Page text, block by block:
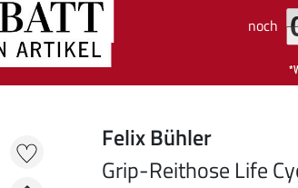
noch
Felix Bühler
Grip-Reithose Life